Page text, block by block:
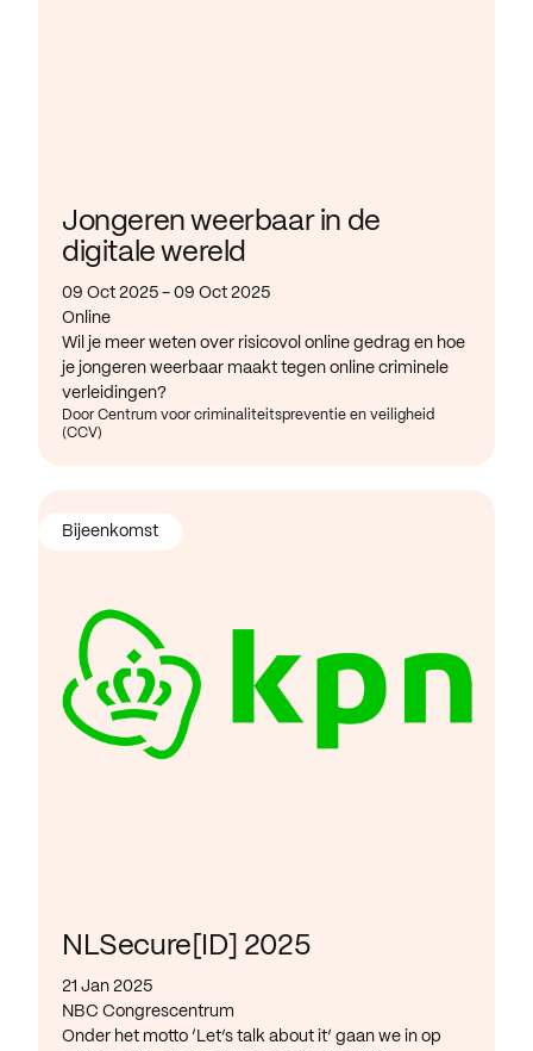
Jongeren weerbaar in de
digitale wereld
09 Oct 2025 - 09 Oct 2025
Online
Wil je meer weten over risicovol online gedrag en hoe
je jongeren weerbaar maakt tegen online criminele
verleidingen?
Door Centrum voor criminaliteitspreventie en veiligheid
(CCV)
NLSecure[ID] 2025
21 Jan 2025
NBC Congrescentrum
Onder het motto ‘Let’s talk about it’ gaan we in op
Bijeenkomst